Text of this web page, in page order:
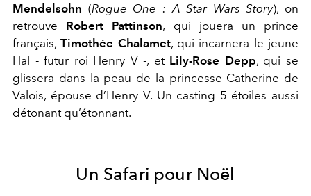
Mendelsohn (Rogue One : A Star Wars Story), on
retrouve Robert Pattinson, qui jouera un prince
français,Timothée Chalamet, qui incarnera le jeune
Hal - futur roi Henry V -, et Lily-Rose Depp, qui se
glissera dans la peau de la princesse Catherine de
Valois, épouse d’Henry V. Un casting 5 étoiles aussi
détonant qu’étonnant.
Un Safari pour Noël